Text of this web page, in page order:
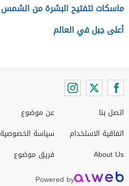
ماسكات لتفتيح البشرة من الشمس
أعلى جبل في العالم
اتصل بنا
اتفاقية الاستخدام
About Us
عن موضوع
سياسة الخصوصية
فريق موضوع
Powered by